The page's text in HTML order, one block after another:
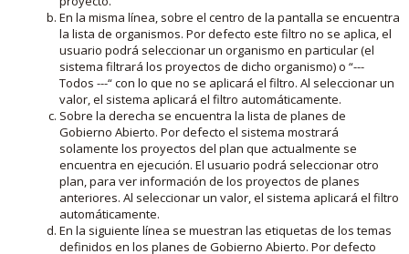
En la misma línea, sobre el centro de la pantalla se encuentra
la lista de organismos. Por defecto este filtro no se aplica, el
usuario podrá seleccionar un organismo en particular (el
sistema filtrará los proyectos de dicho organismo) o “---
Todos ---“ con lo que no se aplicará el filtro. Al seleccionar un
valor, el sistema aplicará el filtro automáticamente.
Sobre la derecha se encuentra la lista de planes de
Gobierno Abierto. Por defecto el sistema mostrará
solamente los proyectos del plan que actualmente se
encuentra en ejecución. El usuario podrá seleccionar otro
plan, para ver información de los proyectos de planes
anteriores. Al seleccionar un valor, el sistema aplicará el filtro
automáticamente.
En la siguiente línea se muestran las etiquetas de los temas
definidos en los planes de Gobierno Abierto. Por defecto